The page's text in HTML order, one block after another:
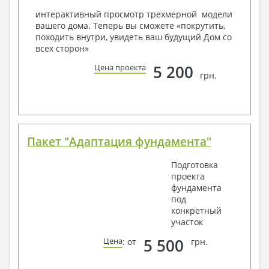
условий, за дополнительную плату.
Получить профессиональную консультацию у
наших специалистов, Вы можете любым
способом связи: закажите обратный звонок,
по viber, e-mail, телефон -
интерактивный просмотр трехмерной модели
вашего дома. Теперь вы сможете «покрутить,
походить внутри, увидеть ваш будущий Дом со
всех сторон»
Цена проекта 5 200 грн.
Пакет "Адаптация фундамента"
Подготовка
проекта
фундамента
под
конкретный
участок
Цена: от 5 500 грн.